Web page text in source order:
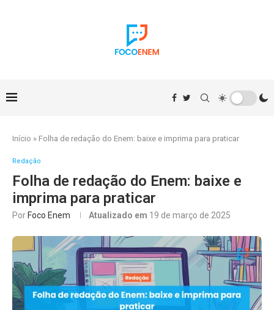
Início » Folha de redação do Enem: baixe e imprima para praticar
Redação
Folha de redação do Enem: baixe e
imprima para praticar
Por Foco Enem Atualizado em 19 de março de 2025